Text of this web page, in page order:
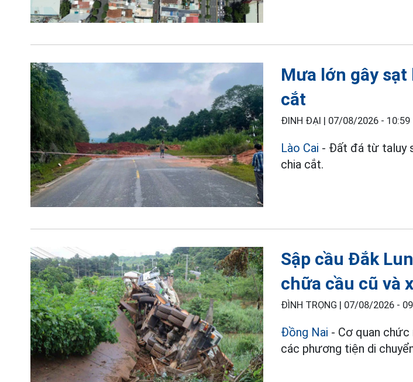
Mưa lớn gây
cắt
ĐINH ĐẠI | 07/08/2026 - 10:59
Lào Cai - Đất đá từ taluy
chia cắt.
Sập cầu Đắk
chữa cầu cũ và
ĐÌNH TRỌNG | 07/08/2026 -
Đồng Nai - Cơ quan
các phương tiện di